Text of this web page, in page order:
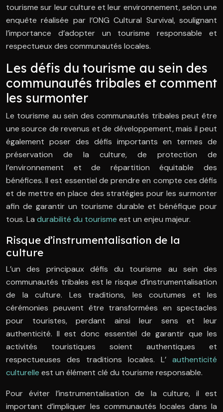
tourisme sur leur culture et leur environnement, selon une
enquête réalisée par l’ONG Cultural Survival, soulignant
l’importance d’adopter un tourisme responsable et
respectueux des communautés locales.
Les défis du tourisme au sein des
communautés tribales et comment
les surmonter
Le tourisme au sein des communautés tribales peut être
une source de revenus et de développement, mais il peut
également poser des défis importants en termes de
préservation de la culture, de protection de
l’environnement et de répartition équitable des
bénéfices. Il est essentiel de prendre en compte ces défis
et de mettre en place des stratégies pour les surmonter
afin de garantir un tourisme durable et bénéfique pour
tous. La durabilité du tourisme est un enjeu majeur.
Risque d’instrumentalisation de la
culture
L’un des principaux défis du tourisme au sein des
communautés tribales est le risque d’instrumentalisation
de la culture. Les traditions, les coutumes et les
cérémonies peuvent être transformées en spectacles
pour touristes, perdant ainsi leur sens et leur
authenticité. Il est donc essentiel de garantir que les
activités touristiques soient authentiques et
respectueuses des traditions locales. L’ authenticité
culturelle est un élément clé du tourisme responsable.
Pour éviter l’instrumentalisation de la culture, il est
important d’impliquer les communautés locales dans la